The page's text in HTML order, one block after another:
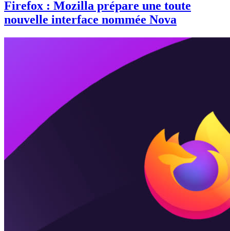
Firefox : Mozilla prépare une toute
nouvelle interface nommée Nova